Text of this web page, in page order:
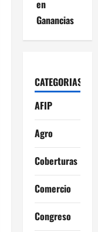
en
Ganancias
CATEGORIAS
AFIP
Agro
Coberturas
Comercio
Congreso